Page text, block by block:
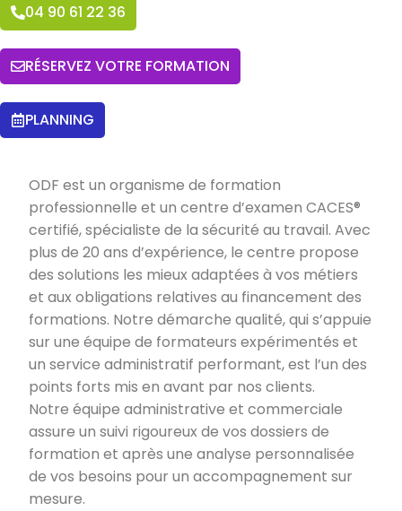
04 90 61 22 36
RÉSERVEZ VOTRE FORMATION
PLANNING
ODF est un organisme de formation
professionnelle et un centre d’examen CACES®
certifié, spécialiste de la sécurité au travail. Avec
plus de 20 ans d’expérience, le centre propose
des solutions les mieux adaptées à vos métiers
et aux obligations relatives au financement des
formations. Notre démarche qualité, qui s’appuie
sur une équipe de formateurs expérimentés et
un service administratif performant, est l’un des
points forts mis en avant par nos clients.
Notre équipe administrative et commerciale
assure un suivi rigoureux de vos dossiers de
formation et après une analyse personnalisée
de vos besoins pour un accompagnement sur
mesure.